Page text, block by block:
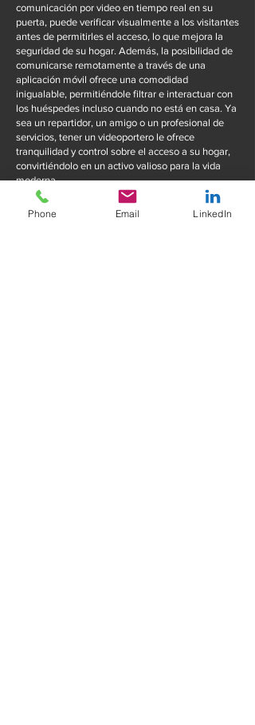
comunicación por video en tiempo real en su
puerta, puede verificar visualmente a los visitantes
antes de permitirles el acceso, lo que mejora la
seguridad de su hogar. Además, la posibilidad de
comunicarse remotamente a través de una
aplicación móvil ofrece una comodidad
inigualable, permitiéndole filtrar e interactuar con
los huéspedes incluso cuando no está en casa. Ya
sea un repartidor, un amigo o un profesional de
servicios, tener un videoportero le ofrece
tranquilidad y control sobre el acceso a su hogar,
convirtiéndolo en un activo valioso para la vida
moderna.
Phone Email LinkedIn